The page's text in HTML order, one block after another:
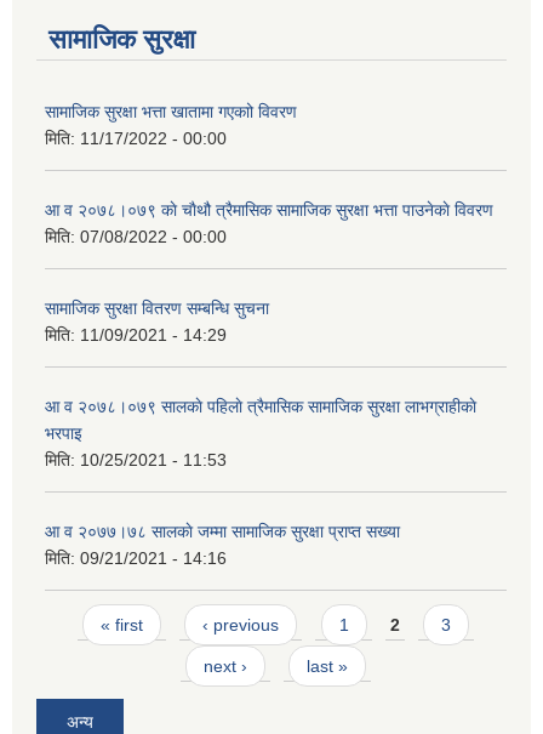
सामाजिक सुरक्षा
सामाजिक सुरक्षा भत्ता खातामा गएकाो विवरण
मिति: 11/17/2022 - 00:00
आ व २०७८।०७९ काे चाैथौ त्रैमासिक सामाजिक सुरक्षा भत्ता पाउनेकाे विवरण
मिति: 07/08/2022 - 00:00
सामाजिक सुरक्षा वितरण सम्बन्धि सुचना
मिति: 11/09/2021 - 14:29
आ व २०७८।०७९ सालकाे पहिलाे त्रैमासिक सामाजिक सुरक्षा लाभग्राहीकाे
भरपाइ
मिति: 10/25/2021 - 11:53
आ व २०७७।७८ सालकाे जम्मा सामाजिक सुरक्षा प्राप्त सख्या
मिति: 09/21/2021 - 14:16
Pages
« first ‹ previous 1 2 3
next › last »
अन्य